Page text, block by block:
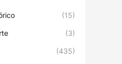
(15)
(3)
(435)